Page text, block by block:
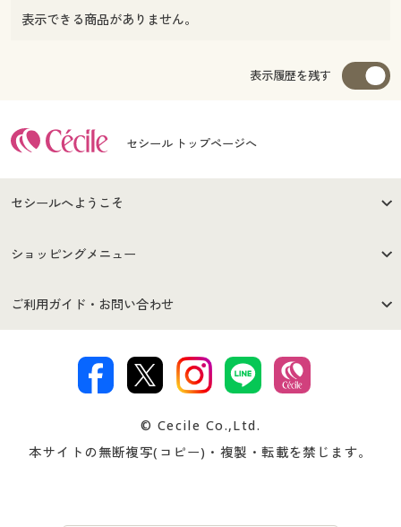
表示できる商品がありません。
表示履歴を残す
セシール トップページへ
セシールへようこそ
はじめての方へ
セシールご利用規約
著作権・商標について 会社案内
ショッピングメニュー
商品カテゴリ
プレゼント＆キャンペーン サイトマップ
ご利用ガイド・お問い合わせ
交換・返品は お支払は
ついて
忘れの場合
© Cecile Co.,Ltd.
本サイトの無断複写(コピー)・複製・転載を禁じます。